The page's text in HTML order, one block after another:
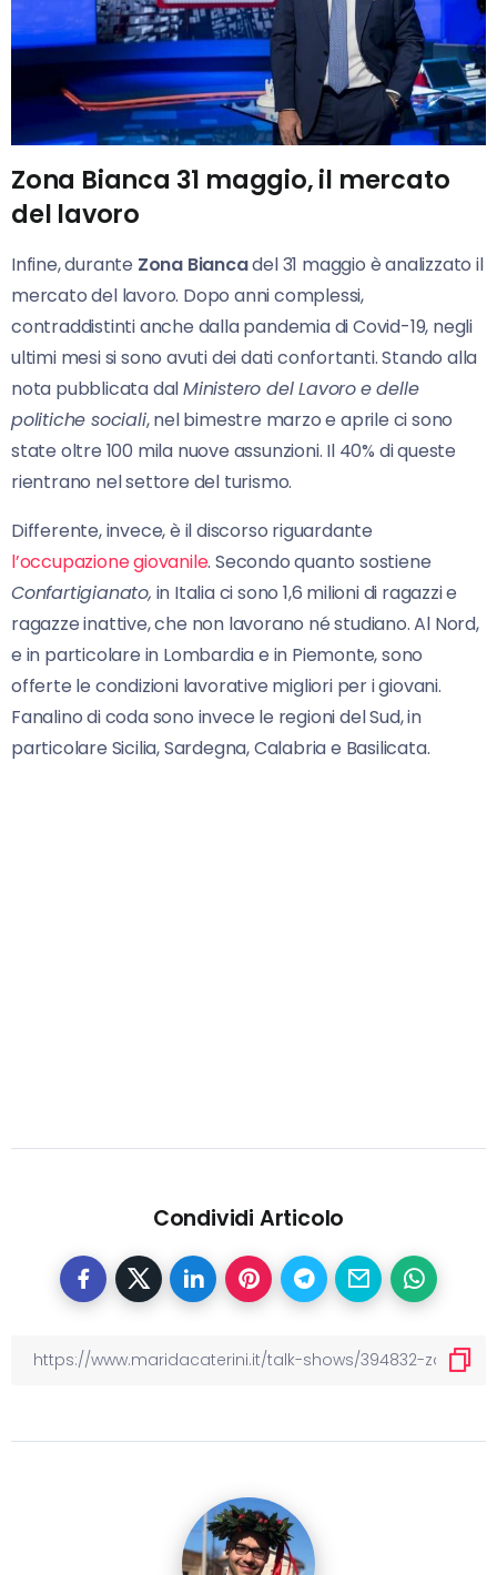
Zona Bianca 31 maggio, il mercato
del lavoro
Infine, durante Zona Biancadel 31 maggio è analizzato il
mercato del lavoro. Dopo anni complessi,
contraddistinti anche dalla pandemia di Covid-19, negli
ultimi mesi si sono avuti dei dati confortanti. Stando alla
nota pubblicata dalMinistero del Lavoroe delle
politiche sociali, nel bimestre marzo e aprile ci sono
state oltre 100 mila nuove assunzioni. Il 40% di queste
rientrano nel settore del turismo.
Differente, invece, è il discorso riguardante
l’occupazione giovanile. Secondo quanto sostiene
Confartigianato, in Italia ci sono 1,6 milioni di ragazzi e
ragazze inattive, che non lavorano né studiano. Al Nord,
e in particolare in Lombardia e in Piemonte, sono
offerte le condizioni lavorative migliori per i giovani.
Fanalino di coda sono invece le regioni del Sud, in
particolare Sicilia, Sardegna, Calabria e Basilicata.
Condividi Articolo